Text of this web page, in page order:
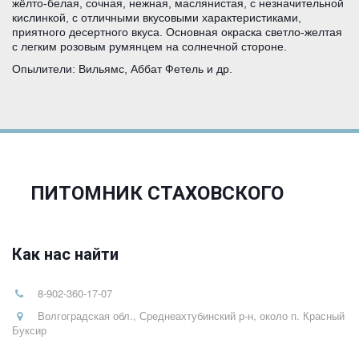
жёлто-белая, сочная, нежная, маслянистая, с незначительной
кислинкой, с отличными вкусовыми характеристиками,
приятного десертного вкуса. Основная окраска светло-желтая
с легким розовым румянцем на солнечной стороне.
Опылители: Вильямс, Аббат Фетель и др.
ПИТОМНИК СТАХОВСКОГО
Как нас найти
8-902-360-17-07
Волгоградская обл., Среднеахтубинский р-н, около п. Красный
Буксир